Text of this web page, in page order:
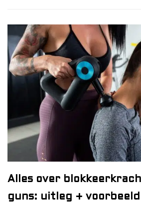
Alles over
guns: uitleg + voorbeeld